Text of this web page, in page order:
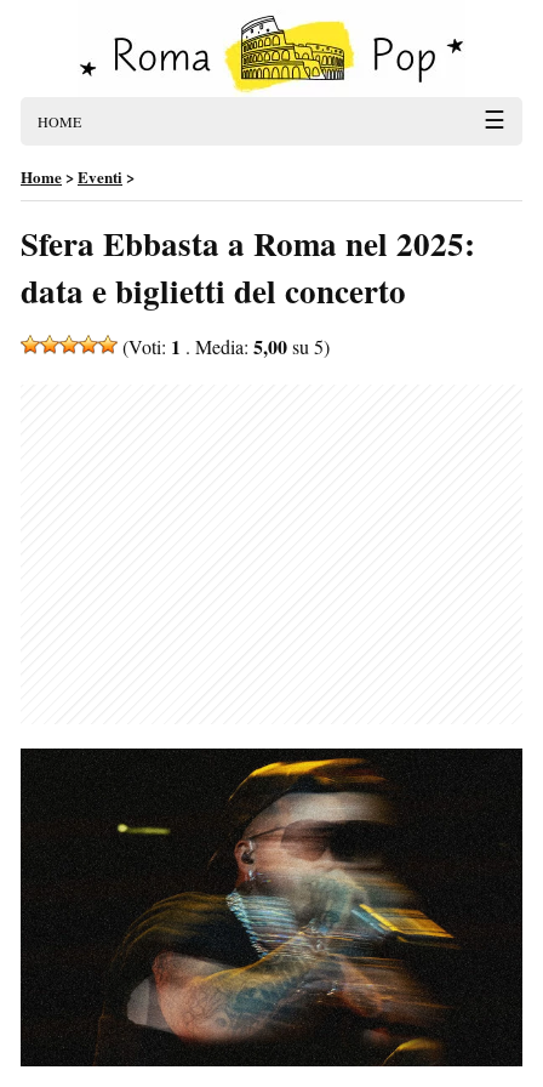
HOME ☰
Home>Eventi>
Sfera Ebbasta a Roma nel 2025:
data e biglietti del concerto
(Voti: 1 . Media: 5,00su 5)